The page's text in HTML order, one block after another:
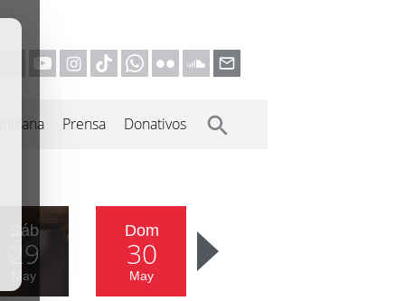
Prensa Donativos
Sáb
29
May
Dom
30
May